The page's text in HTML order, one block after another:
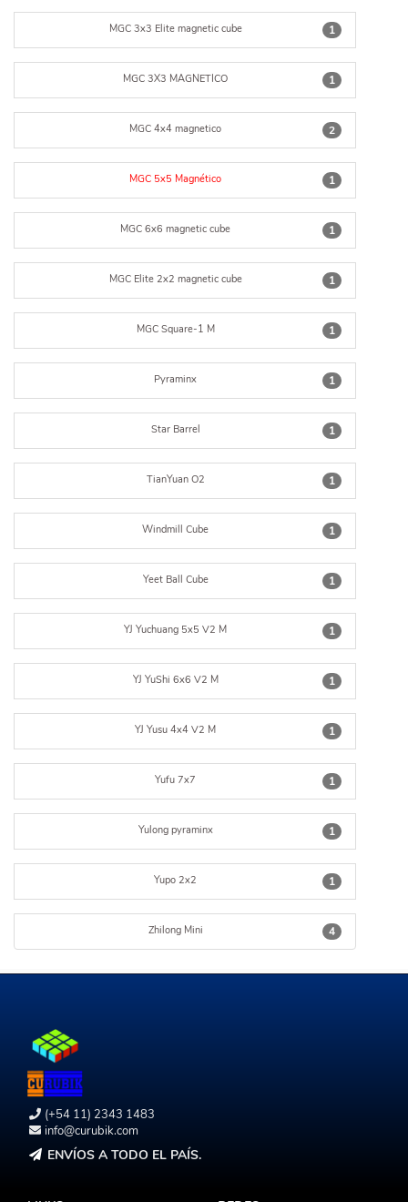
1
MGC 3x3 Elite magnetic cube
1
MGC 3X3 MAGNETICO
2
MGC 4x4 magnetico
1
MGC 5x5 Magnético
1
MGC 6x6 magnetic cube
1
MGC Elite 2x2 magnetic cube
1
MGC Square-1 M
1
Pyraminx
1
Star Barrel
1
TianYuan O2
1
Windmill Cube
1
Yeet Ball Cube
1
YJ Yuchuang 5x5 V2 M
1
YJ YuShi 6x6 V2 M
1
YJ Yusu 4x4 V2 M
1
Yufu 7x7
1
Yulong pyraminx
1
Yupo 2x2
4
Zhilong Mini
(+54 11) 2343 1483
info@curubik.com
ENVÍOS A TODO EL PAÍS.